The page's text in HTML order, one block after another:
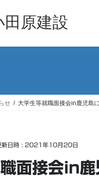
原建設
せ 大学生等就職面接会in鹿児島
日時 : 2021年10月20日
面接会in鹿